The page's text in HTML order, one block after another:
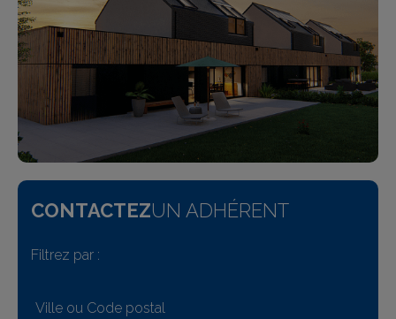
CONTACTEZUN ADHÉRENT
Filtrez par :